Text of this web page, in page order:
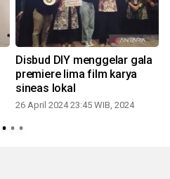
Disbud DIY menggelar gala
premiere lima film karya
sineas lokal
26 April 2024 23:45 WIB, 2024